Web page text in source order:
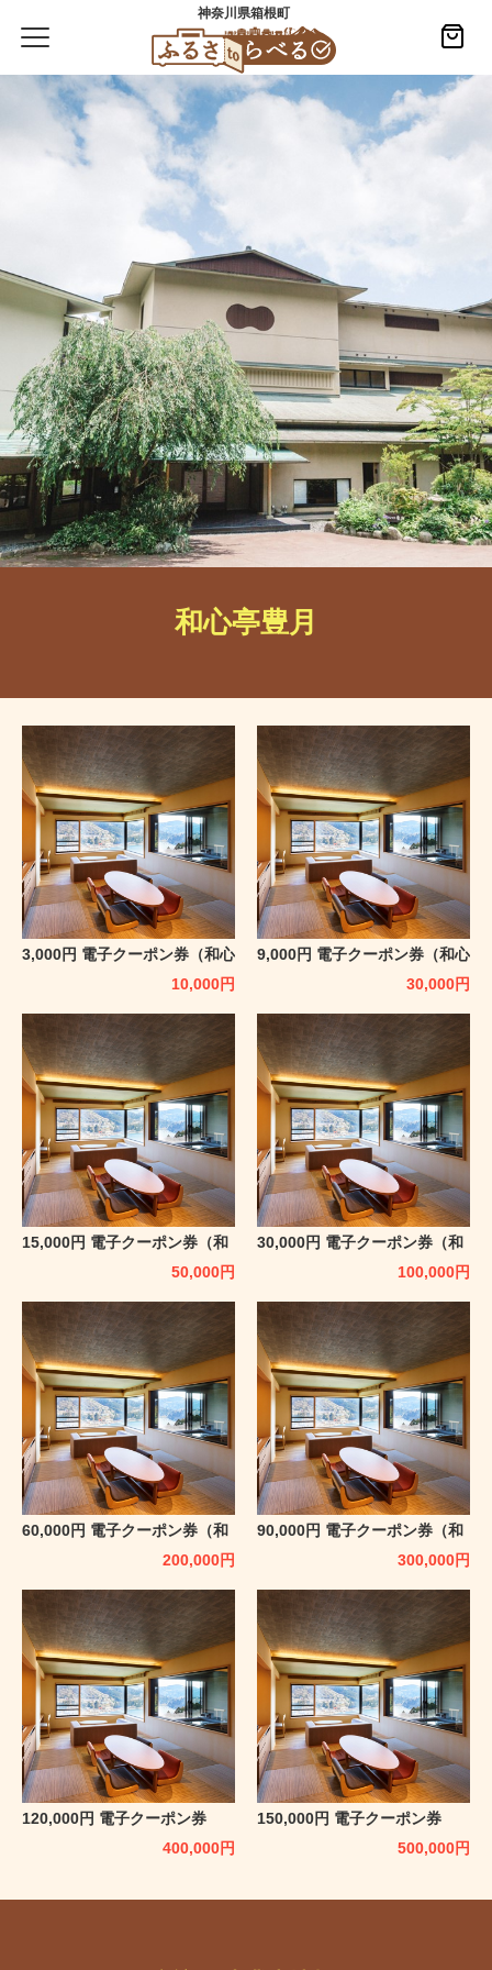
神奈川県箱根町
和心亭豊月
3,000円 電子クーポン券（和心
10,000円
9,000円 電子クーポン券（和心
30,000円
15,000円 電子クーポン券（和
50,000円
30,000円 電子クーポン券（和
100,000円
60,000円 電子クーポン券（和
200,000円
90,000円 電子クーポン券（和
300,000円
120,000円 電子クーポン券
400,000円
150,000円 電子クーポン券
500,000円